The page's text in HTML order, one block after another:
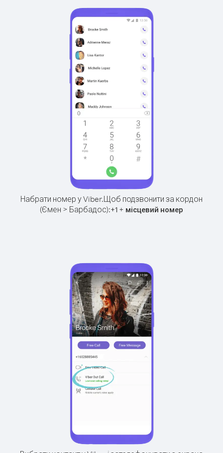
Набрати номер у Viber.Щоб подзвонити за кордон
(Ємен > Барбадос):+1 + місцевий номер